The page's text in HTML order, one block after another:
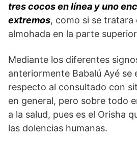
tres cocos en línea y uno
extremos, como si se tratara
almohada en la parte
Mediante los diferentes
anteriormente Babalú Ayé se
respecto al consultado con
en general, pero sobre todo
a la salud, pues es el Orisha
las dolencias humanas.